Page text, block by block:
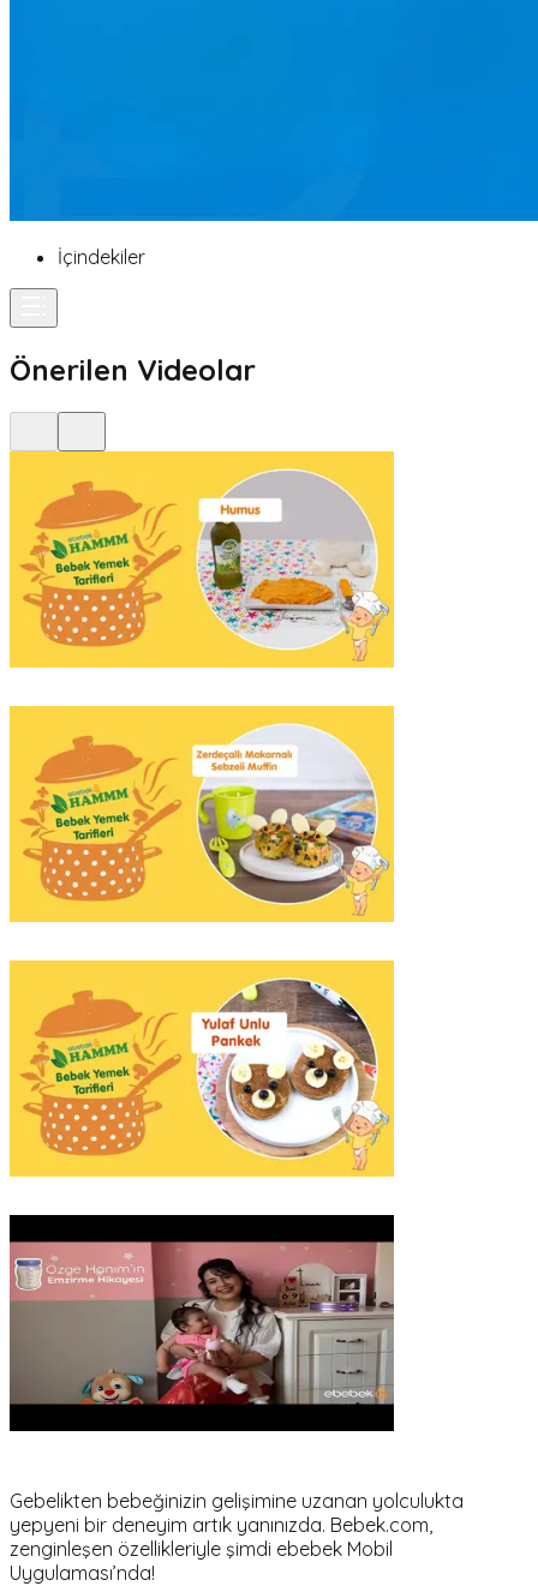
İçindekiler
Önerilen Videolar
Gebelikten bebeğinizin gelişimine uzanan yolculukta
yepyeni bir deneyim artık yanınızda. Bebek.com,
zenginleşen özellikleriyle şimdi ebebek Mobil
Uygulaması’nda!